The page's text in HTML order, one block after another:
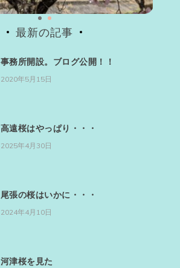
最新の記事
事務所開設。ブログ公開！！
2020年5月15日
高遠桜はやっぱり・・・
2025年4月30日
尾張の桜はいかに・・・
2024年4月10日
河津桜を見た